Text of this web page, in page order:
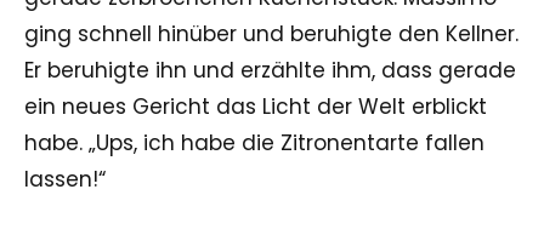
ging schnell hinüber und beruhigte den Kellner.
Er beruhigte ihn und erzählte ihm, dass gerade
ein neues Gericht das Licht der Welt erblickt
habe. „Ups, ich habe die Zitronentarte fallen
lassen!“